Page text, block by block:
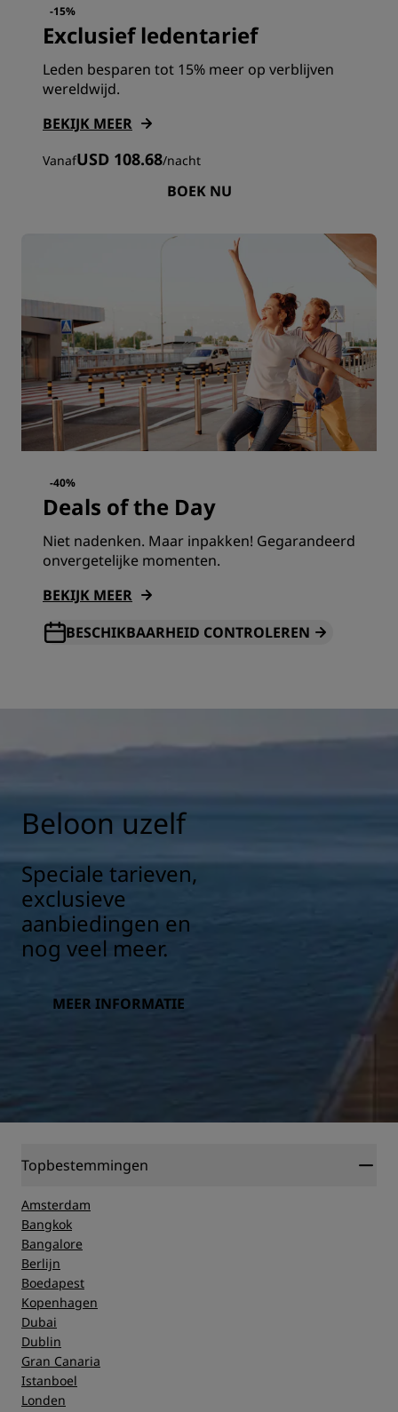
-15%
Exclusief ledentarief
Leden besparen tot 15% meer op verblijven
wereldwijd.
BEKIJK MEER
VanafUSD 108.68/nacht
BOEK NU
-40%
Deals of the Day
Niet nadenken. Maar inpakken! Gegarandeerd
onvergetelijke momenten.
BEKIJK MEER
BESCHIKBAARHEID CONTROLEREN
Beloon uzelf
Speciale tarieven,
exclusieve
aanbiedingen en
nog veel meer.
MEER INFORMATIE
Topbestemmingen
Amsterdam
Bangkok
Bangalore
Berlijn
Boedapest
Kopenhagen
Dubai
Dublin
Gran Canaria
Istanboel
Londen